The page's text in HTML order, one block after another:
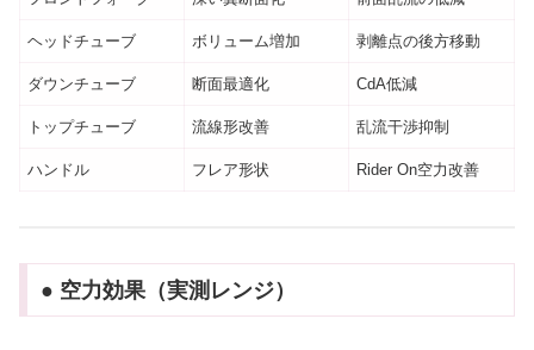
ヘッドチューブ ボリューム増加 剥離点の後方移動
ダウンチューブ 断面最適化 CdA低減
トップチューブ 流線形改善 乱流干渉抑制
ハンドル フレア形状 Rider On空力改善
● 空力効果（実測レンジ）